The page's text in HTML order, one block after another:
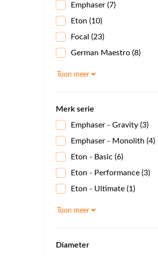
Emphaser (7)
Eton (10)
Focal (23)
German Maestro (8)
Toon meer
Merk serie
Emphaser - Gravity (3)
Emphaser - Monolith (4)
Eton - Basic (6)
Eton - Performance (3)
Eton - Ultimate (1)
Toon meer
Diameter